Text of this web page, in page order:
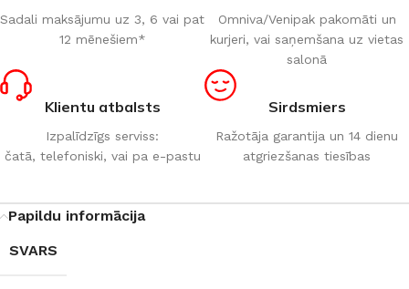
Sadali maksājumu uz 3, 6 vai pat
12 mēnešiem*
Omniva/Venipak pakomāti un
kurjeri, vai saņemšana uz vietas
salonā
Klientu atbalsts
Izpalīdzīgs serviss:
čatā, telefoniski, vai pa e-pastu
Sirdsmiers
Ražotāja garantija un 14 dienu
atgriezšanas tiesības
Papildu informācija
SVARS